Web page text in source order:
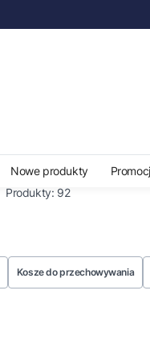
Nowe produkty
Produkty: 92
Kosze do przechowywania